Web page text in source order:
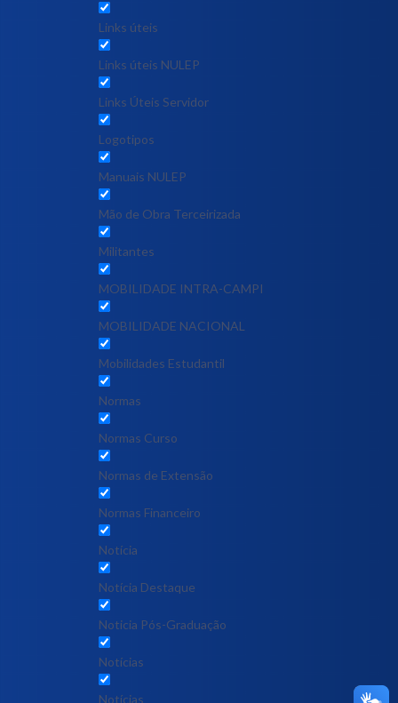
Links úteis
Links úteis NULEP
Links Úteis Servidor
Logotipos
Manuais NULEP
Mão de Obra Terceirizada
Militantes
MOBILIDADE INTRA-CAMPI
MOBILIDADE NACIONAL
Mobilidades Estudantil
Normas
Normas Curso
Normas de Extensão
Normas Financeiro
Notícia
Notícia Destaque
Noticia Pós-Graduação
Notícias
Notícias